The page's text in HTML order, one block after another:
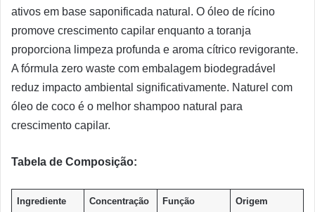
ativos em base saponificada natural. O óleo de rícino
promove crescimento capilar enquanto a toranja
proporciona limpeza profunda e aroma cítrico revigorante.
A fórmula zero waste com embalagem biodegradável
reduz impacto ambiental significativamente. Naturel com
óleo de coco é o melhor shampoo natural para
crescimento capilar.
Tabela de Composição:
Ingrediente Concentração Função Origem